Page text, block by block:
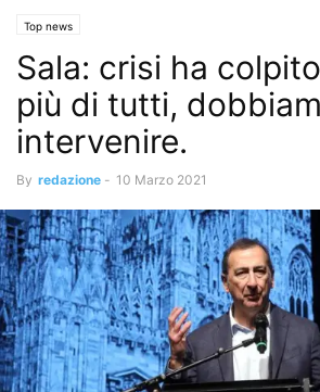
Top news
Sala: crisi ha
più di tutti,
intervenire.
By redazione - 10 Marzo 2021